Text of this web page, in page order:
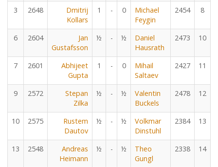
3 2648
Dmitrij
Kollars
1 - 0
Michael
Feygin
2454 8
6 2604
Jan
Gustafsson
½ - ½
Daniel
Hausrath
2473 10
7 2601
Abhijeet
Gupta
1 - 0
Mihail
Saltaev
2427 11
9 2572
Stepan
Zilka
½ - ½
Valentin
Buckels
2478 12
10 2575
Rustem
Dautov
½ - ½
Volkmar
Dinstuhl
2384 13
13 2548
Andreas
Heimann
½ - ½
Theo
Gungl
2338 14